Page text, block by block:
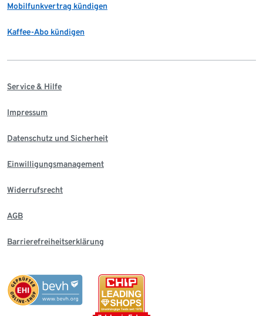
Mobilfunkvertrag kündigen
Kaffee-Abo kündigen
Service & Hilfe
Impressum
Datenschutz und Sicherheit
Einwilligungsmanagement
Widerrufsrecht
AGB
Barrierefreiheitserklärung